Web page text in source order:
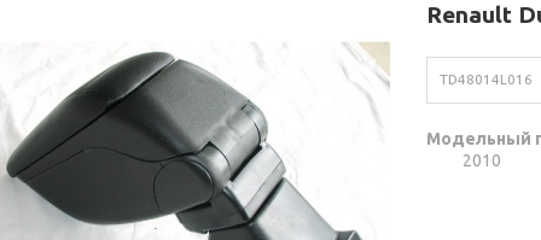
Renault
TD48014L016
Модельный
2010